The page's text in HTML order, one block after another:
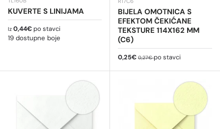
KUVERTE S LINIJAMA
Redovna cijena
Iz 0,44€ po stavci
19 dostupne boje
BIJELA OMOTNICA S
EFEKTOM ČEKIĆANE
TEKSTURE 114X162 MM
(C6)
Cijena na sniženju
0,25€ Redovna cijena
0,27€po stavci